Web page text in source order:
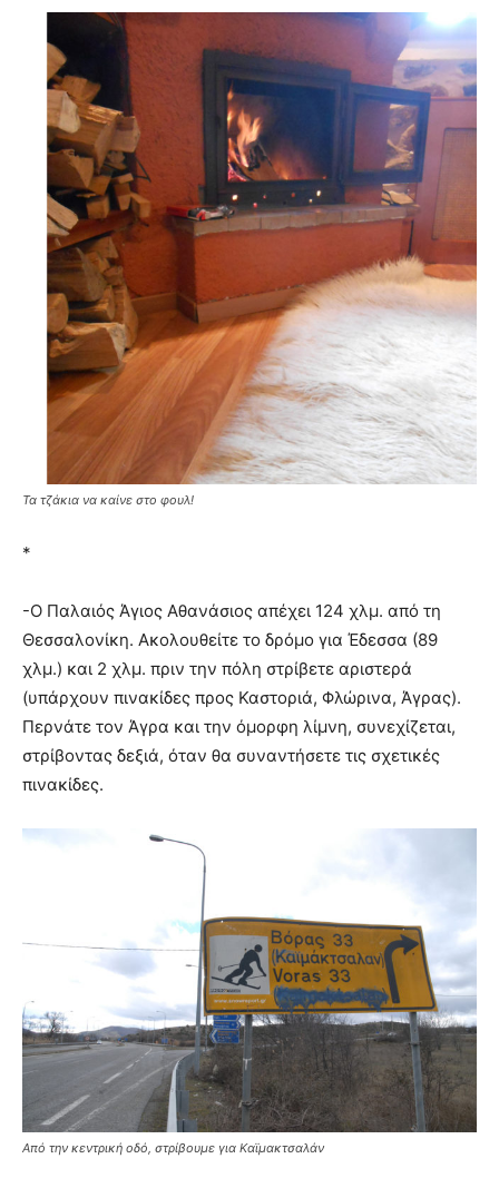
Τα τζάκια να καίνε στο φουλ!
*
-Ο Παλαιός Άγιος Αθανάσιος απέχει 124 χλμ. από τη
Θεσσαλονίκη. Ακολουθείτε το δρόμο για Έδεσσα (89
χλμ.) και 2 χλμ. πριν την πόλη στρίβετε αριστερά
(υπάρχουν πινακίδες προς Καστοριά, Φλώρινα, Άγρας).
Περνάτε τον Άγρα και την όμορφη λίμνη, συνεχίζεται,
στρίβοντας δεξιά, όταν θα συναντήσετε τις σχετικές
πινακίδες.
Από την κεντρική οδό, στρίβουμε για Καϊμακτσαλάν